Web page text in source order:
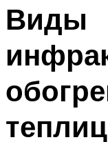
Виды
теплиц